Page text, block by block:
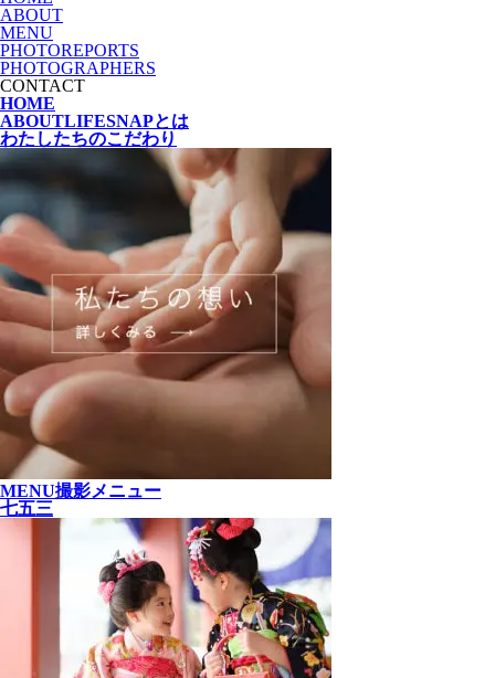
ABOUT
MENU
PHOTOREPORTS
PHOTOGRAPHERS
CONTACT
HOME
ABOUTLIFESNAPとは
わたしたちのこだわり
MENU撮影メニュー
七五三